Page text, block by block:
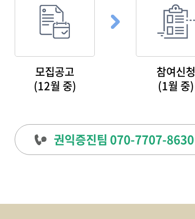
모집공고
(12월 중)
참여신청
(1월 중)
권익증진팀 070-7707-8630